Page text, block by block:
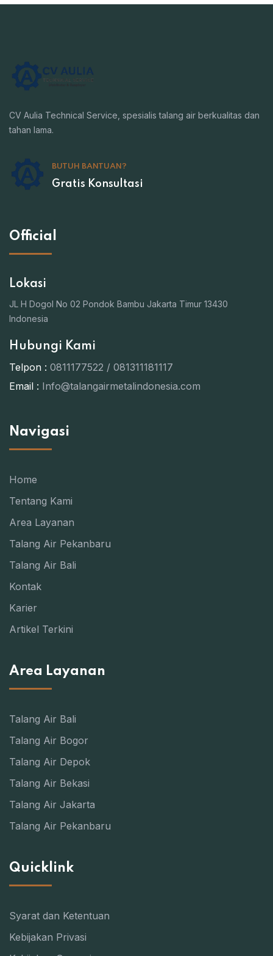
CV Aulia Technical Service, spesialis talang air berkualitas dan
tahan lama.
BUTUH BANTUAN?
Gratis Konsultasi
Official
Lokasi
JL H Dogol No 02 Pondok Bambu Jakarta Timur 13430
Indonesia
Hubungi Kami
Telpon : 0811177522 / 081311181117
Email : Info@talangairmetalindonesia.com
Navigasi
Home
Tentang Kami
Area Layanan
Talang Air Pekanbaru
Talang Air Bali
Kontak
Karier
Artikel Terkini
Area Layanan
Talang Air Bali
Talang Air Bogor
Talang Air Depok
Talang Air Bekasi
Talang Air Jakarta
Talang Air Pekanbaru
Quicklink
Syarat dan Ketentuan
Kebijakan Privasi